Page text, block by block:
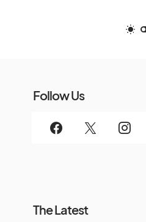
Follow Us
The Latest